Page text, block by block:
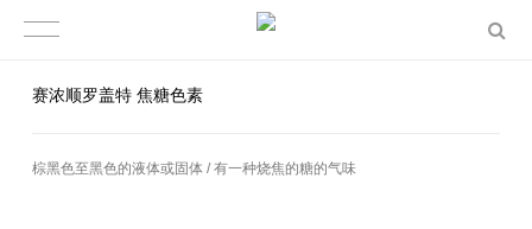
赛浓顺罗盖特 焦糖色素
棕黑色至黑色的液体或固体 / 有一种烧焦的糖的气味